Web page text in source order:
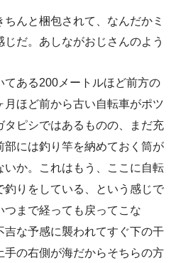
んと梱包されて、なんだかミ
だ。あしながおじさんのよう
ある200メートルほど前方の
ほど前から古い自転車がポツ
タピシではあるものの、まだ充
には釣り竿を納めておく筒が
か。これはもう、ここに自転
りをしている、という感じで
まで経っても戻ってこな
な予感に襲われてすぐ下の干
の右側が海だからそちらの方